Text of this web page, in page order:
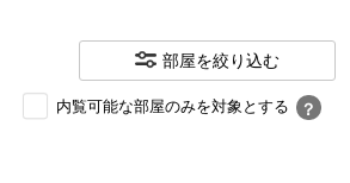
部屋を絞り込む
内覧可能な部屋のみを対象とする ？